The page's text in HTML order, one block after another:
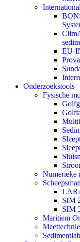
EU-
Onderzoekstools
Fysische
Numerieke
SIM
SIM
Maritiem